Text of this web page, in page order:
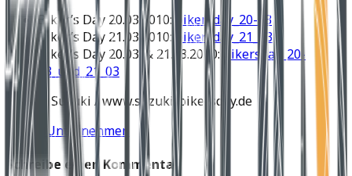
Biker’s Day 20.03.2010: bikersday_20-03
Biker’s Day 21.03.2010:bikersday_21_03
Biker’s Day 20.03. & 21.03.2010: bikersday_20-
03_und_21_03
Quelle: Suzuki / www.suzuki-bikersday.de
Suzuki Unternehmen
Schreibe einen Kommentar